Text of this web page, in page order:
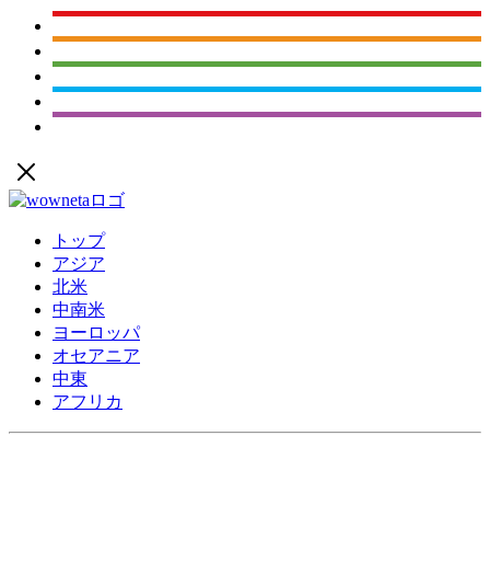
トップ
アジア
北米
中南米
ヨーロッパ
オセアニア
中東
アフリカ